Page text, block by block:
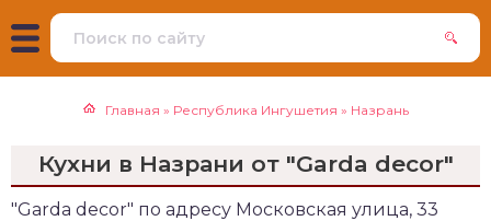
Главная » Республика Ингушетия » Назрань
Кухни в Назрани от "Garda decor"
"Garda decor" по адресу Московская улица, 33